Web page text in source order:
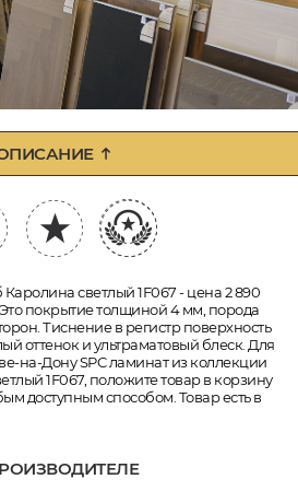
светлый 1F067 - цена 2 890
покрытие толщиной 4 мм, порода
Тиснение в регистр поверхность
оттенок и ультраматовый блеск. Для
на-Дону SPC ламинат из коллекции
1F067, положите товар в корзину
доступным способом. Товар есть в